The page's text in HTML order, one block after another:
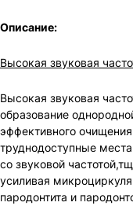
Описание:
Высокая звуковая
Высокая звуковая
образование
эффективного
труднодоступные
со звуковой
усиливая
пародонтита и